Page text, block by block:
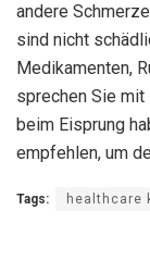
andere
sind nicht
Medikamenten,
sprechen Sie
beim Eisprung
empfehlen, um
Tags: healthcare